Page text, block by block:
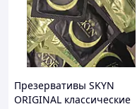
службами
Наличная и
полным
Неизменными нашими
Презервативы SKYN
ORIGINAL классические